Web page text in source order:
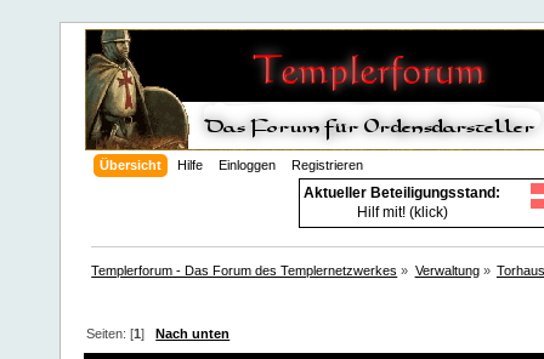
Übersicht Hilfe Einloggen Registrieren
Aktueller Beteiligungsstand:
Hilf mit! (klick)
Templerforum - Das Forum des Templernetzwerkes » Verwaltung» Torhaus
Seiten: [1]Nach unten